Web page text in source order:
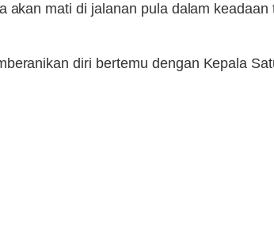
akan mati di jalanan pula dalam keadaan
diri bertemu dengan Kepala